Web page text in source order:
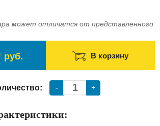
может отличатся от представленного
руб. В корзину
- +